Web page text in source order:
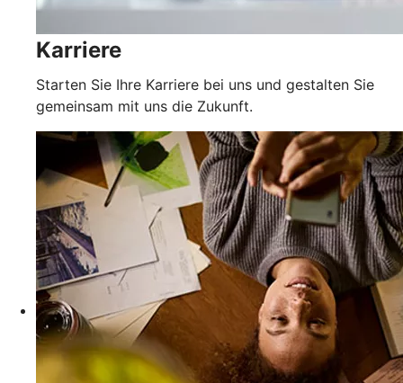
Karriere
Starten Sie Ihre Karriere bei uns und gestalten Sie
gemeinsam mit uns die Zukunft.